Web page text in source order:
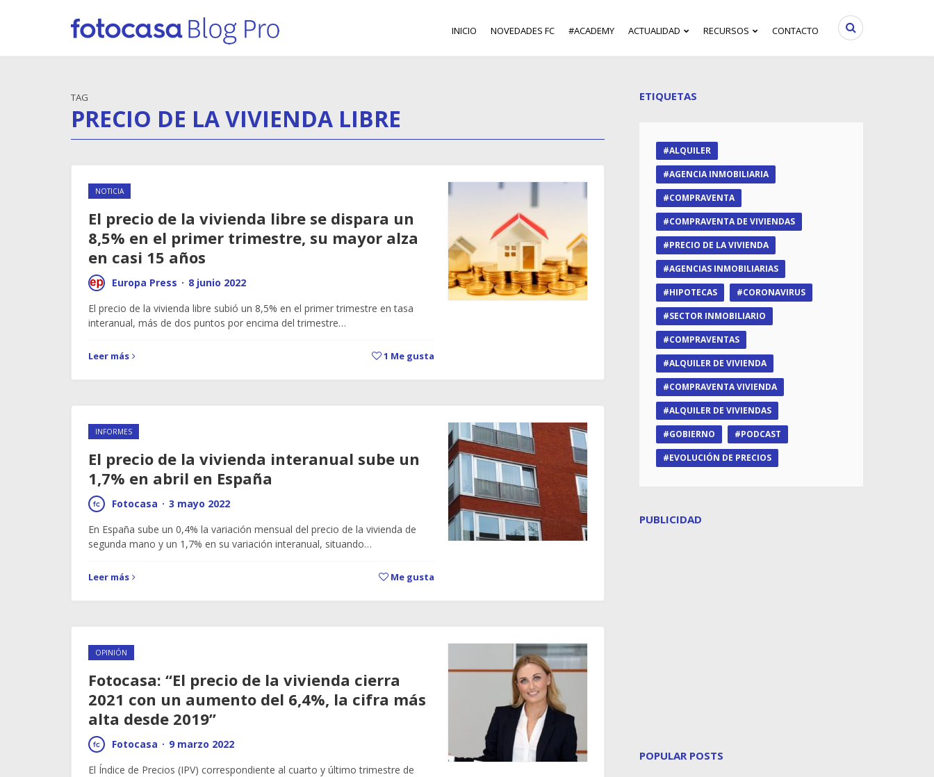
INICIO NOVEDADES FC #ACADEMY ACTUALIDAD RECURSOS CONTACTO
TAG
PRECIO DE LA VIVIENDA LIBRE
NOTICIA
El precio de la vivienda libre se dispara un
8,5% en el primer trimestre, su mayor alza
en casi 15 años
Europa Press · 8 junio 2022
El precio de la vivienda libre subió un 8,5% en el primer trimestre en tasa
interanual, más de dos puntos por encima del trimestre…
Leer más 1 Me gusta
INFORMES
El precio de la vivienda interanual sube un
1,7% en abril en España
Fotocasa · 3 mayo 2022
En España sube un 0,4% la variación mensual del precio de la vivienda de
segunda mano y un 1,7% en su variación interanual, situando…
Leer más Me gusta
OPINIÓN
Fotocasa: “El precio de la vivienda cierra
2021 con un aumento del 6,4%, la cifra más
alta desde 2019”
Fotocasa · 9 marzo 2022
El Índice de Precios (IPV) correspondiente al cuarto y último trimestre de
ETIQUETAS
ALQUILER
AGENCIA INMOBILIARIA
COMPRAVENTA
COMPRAVENTA DE VIVIENDAS
PRECIO DE LA VIVIENDA
AGENCIAS INMOBILIARIAS
HIPOTECAS
CORONAVIRUS
SECTOR INMOBILIARIO
COMPRAVENTAS
ALQUILER DE VIVIENDA
COMPRAVENTA VIVIENDA
ALQUILER DE VIVIENDAS
GOBIERNO
PODCAST
EVOLUCIÓN DE PRECIOS
PUBLICIDAD
POPULAR POSTS